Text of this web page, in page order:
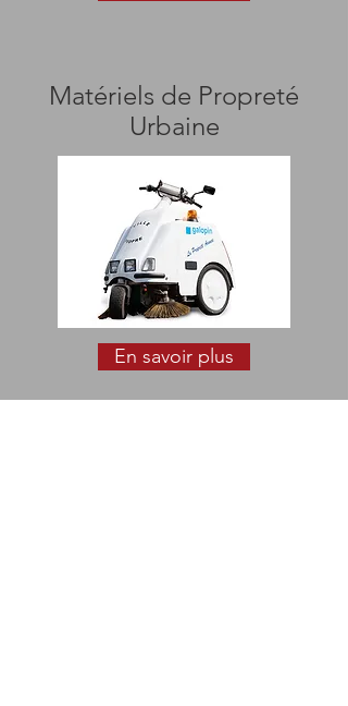
Matériels de Propreté
Urbaine
En savoir plus